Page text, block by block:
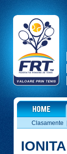
Clasamente